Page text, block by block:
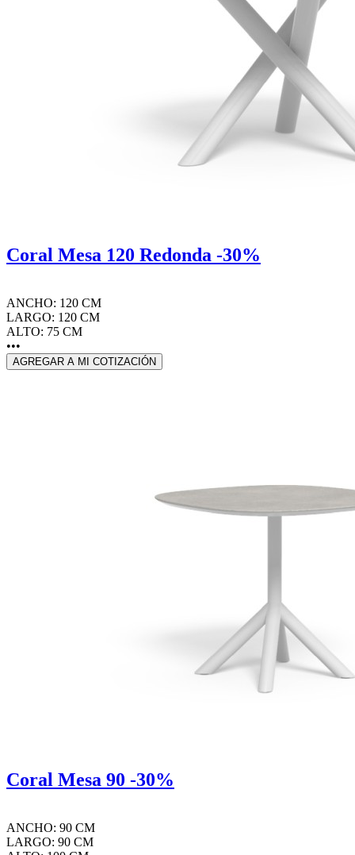
Coral Mesa 120 Redonda -30%
ANCHO: 120 CM
LARGO: 120 CM
ALTO: 75 CM
•••
AGREGAR A MI COTIZACIÓN
Coral Mesa 90 -30%
ANCHO: 90 CM
LARGO: 90 CM